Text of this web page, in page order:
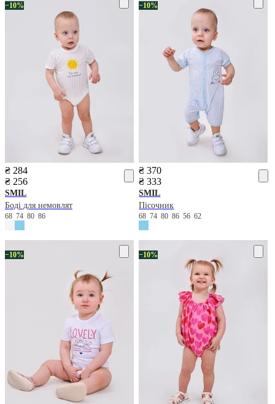
−10%
₴ 284
₴ 256
SMIL
Боді для немовлят
68 74 80 86
−10%
₴ 370
₴ 333
SMIL
Пісочник
687480865662
−10% −10%